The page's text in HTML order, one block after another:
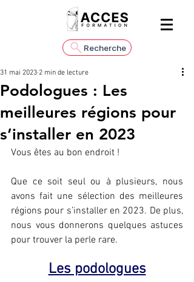
Recherche
Podologues : Les
meilleures régions pour
s’installer en 2023
31 mai 2023 2 min de lecture
Vous êtes au bon endroit !
Que ce soit seul ou à plusieurs, nous
avons fait une sélection des meilleures
régions pour s’installer en 2023. De plus,
nous vous donnerons quelques astuces
pour trouver la perle rare.
Les podologues